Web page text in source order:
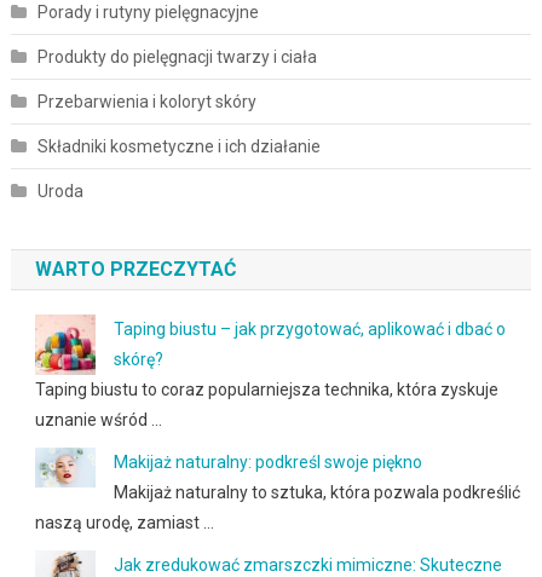
Porady i rutyny pielęgnacyjne
Produkty do pielęgnacji twarzy i ciała
Przebarwienia i koloryt skóry
Składniki kosmetyczne i ich działanie
Uroda
WARTO PRZECZYTAĆ
Taping biustu – jak przygotować, aplikować i dbać o
skórę?
Taping biustu to coraz popularniejsza technika, która zyskuje
uznanie wśród …
Makijaż naturalny: podkreśl swoje piękno
Makijaż naturalny to sztuka, która pozwala podkreślić
naszą urodę, zamiast …
Jak zredukować zmarszczki mimiczne: Skuteczne